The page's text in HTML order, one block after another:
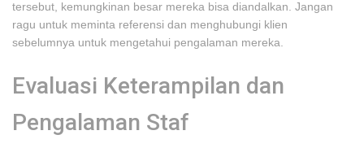
tersebut, kemungkinan besar mereka bisa diandalkan. Jangan
ragu untuk meminta referensi dan menghubungi klien
sebelumnya untuk mengetahui pengalaman mereka.
Evaluasi Keterampilan dan
Pengalaman Staf